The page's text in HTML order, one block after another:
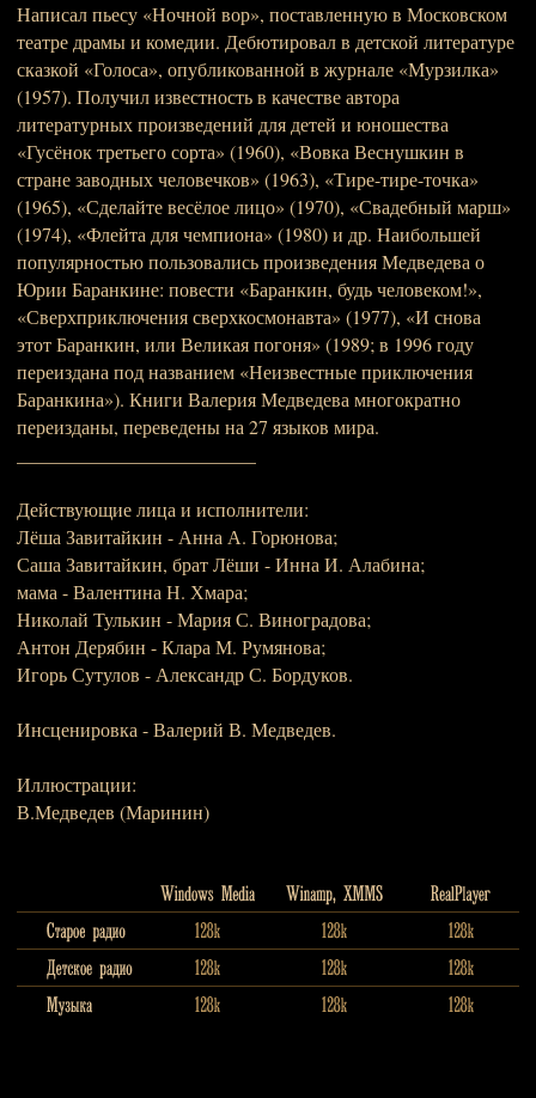
Написал пьесу «Ночной вор», поставленную в Московском
театре драмы и комедии. Дебютировал в детской литературе
сказкой «Голоса», опубликованной в журнале «Мурзилка»
(1957). Получил известность в качестве автора
литературных произведений для детей и юношества
«Гусёнок третьего сорта» (1960), «Вовка Веснушкин в
стране заводных человечков» (1963), «Тире-тире-точка»
(1965), «Сделайте весёлое лицо» (1970), «Свадебный марш»
(1974), «Флейта для чемпиона» (1980) и др. Наибольшей
популярностью пользовались произведения Медведева о
Юрии Баранкине: повести «Баранкин, будь человеком!»,
«Сверхприключения сверхкосмонавта» (1977), «И снова
этот Баранкин, или Великая погоня» (1989; в 1996 году
переиздана под названием «Неизвестные приключения
Баранкина»). Книги Валерия Медведева многократно
переизданы, переведены на 27 языков мира.
Действующие лица и исполнители:
Лёша Завитайкин - Анна А. Горюнова;
Саша Завитайкин, брат Лёши - Инна И. Алабина;
мама - Валентина Н. Хмара;
Николай Тулькин - Мария С. Виноградова;
Антон Дерябин - Клара М. Румянова;
Игорь Сутулов - Александр С. Бордуков.
Инсценировка - Валерий В. Медведев.
Иллюстрации:
В.Медведев (Маринин)